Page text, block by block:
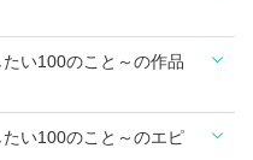
い100のこと～の作品
い100のこと～のエピ